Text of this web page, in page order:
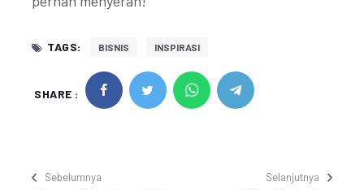
TAGS: BISNIS INSPIRASI
SHARE :
Sebelumnya Selanjutnya